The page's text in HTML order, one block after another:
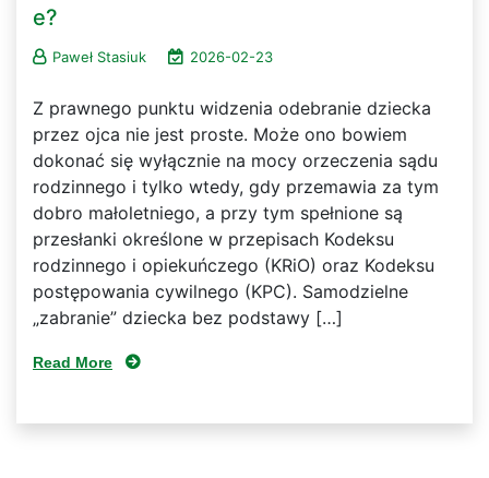
e?
Paweł Stasiuk 2026-02-23
Z prawnego punktu widzenia odebranie dziecka
przez ojca nie jest proste. Może ono bowiem
dokonać się wyłącznie na mocy orzeczenia sądu
rodzinnego i tylko wtedy, gdy przemawia za tym
dobro małoletniego, a przy tym spełnione są
przesłanki określone w przepisach Kodeksu
rodzinnego i opiekuńczego (KRiO) oraz Kodeksu
postępowania cywilnego (KPC). Samodzielne
„zabranie” dziecka bez podstawy […]
Read More